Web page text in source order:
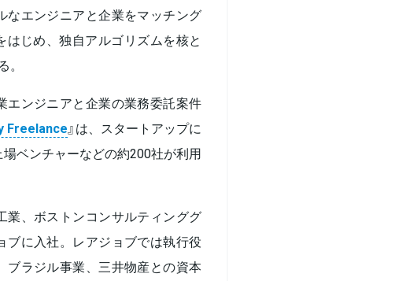
なエンジニアと企業をマッチング
はじめ、独自アルゴリズムを核と
エンジニアと企業の業務委託案件
Freelance』は、スタートアップに
ベンチャーなどの約200社が利用
業、ボストンコンサルティンググ
ブに入社。レアジョブでは執行役
ブラジル事業、三井物産との資本